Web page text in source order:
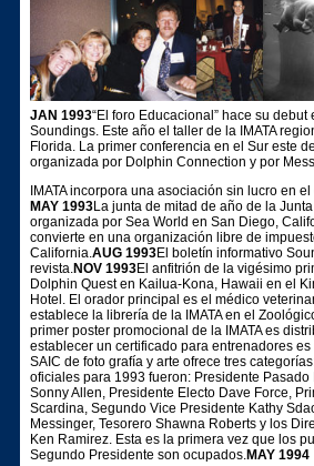
JAN 1993“El foro Educacional” hace su debut
Soundings. Este año el taller de la IMATA
Florida. La primer conferencia en el Sur este
organizada por Dolphin Connection y por
IMATA incorpora una asociación sin lucro en
MAY 1993La junta de mitad de año de la
organizada por Sea World en San Diego,
convierte en una organización libre de
California.AUG 1993El boletín informativo
revista.NOV 1993El anfitrión de la vigésimo
Dolphin Quest en Kailua-Kona, Hawaii en el
Hotel. El orador principal es el médico
establece la librería de la IMATA en el
primer poster promocional de la IMATA es
establecer un certificado para entrenadores
SAIC de foto grafía y arte ofrece tres
oficiales para 1993 fueron: Presidente
Sonny Allen, Presidente Electo Dave Force,
Scardina, Segundo Vice Presidente Kathy
Messinger, Tesorero Shawna Roberts y los
Ken Ramirez. Esta es la primera vez que los
Segundo Presidente son ocupados.MAY 1994